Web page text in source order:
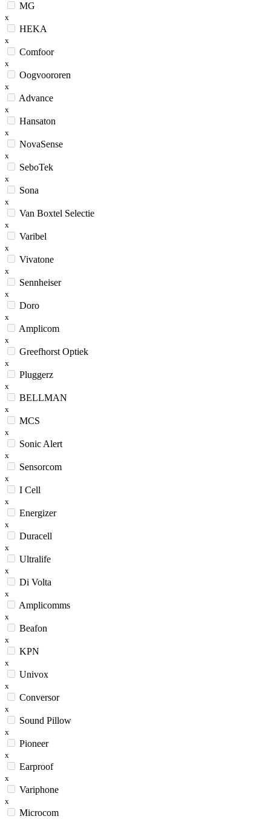
MG
x
HEKA
x
Comfoor
x
Oogvoororen
x
Advance
x
Hansaton
x
NovaSense
x
SeboTek
x
Sona
x
Van Boxtel Selectie
x
Varibel
x
Vivatone
x
Sennheiser
x
Doro
x
Amplicom
x
Greefhorst Optiek
x
Pluggerz
x
BELLMAN
x
MCS
x
Sonic Alert
x
Sensorcom
x
I Cell
x
Energizer
x
Duracell
x
Ultralife
x
Di Volta
x
Amplicomms
x
Beafon
x
KPN
x
Univox
x
Conversor
x
Sound Pillow
x
Pioneer
x
Earproof
x
Variphone
x
Microcom